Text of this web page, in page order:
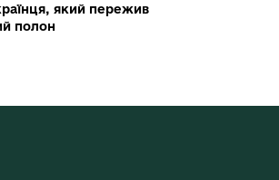
який пережив
полон